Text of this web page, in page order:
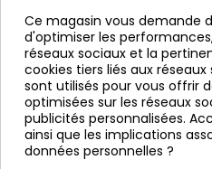
Siège en polypropylène avec
aquamarine
Pieds en métal peints avec
Structure métallique
Largeur:49 cm
Profondeur : 50 cm
Hauteur: 83 cm
Ce magasin vous demande
d'optimiser les
réseaux sociaux et la
cookies tiers liés aux
sont utilisés pour vous offrir
optimisées sur les réseaux
publicités personnalisées.
ainsi que les implications
données personnelles ?